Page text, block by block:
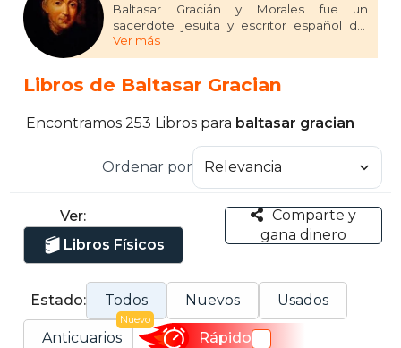
Baltasar Gracián y Morales fue un
sacerdote jesuita y escritor español del
Siglo de Oro, que cultivó la prosa didáctica
y filosófica.
Ver más
Libros de Baltasar Gracian
Encontramos 253 Libros para baltasar gracian
Ordenar por
Ver:
Libros Físicos
Comparte y
gana dinero
Estado: Todos Nuevos Usados
Anticuarios
Nuevo
Rápido